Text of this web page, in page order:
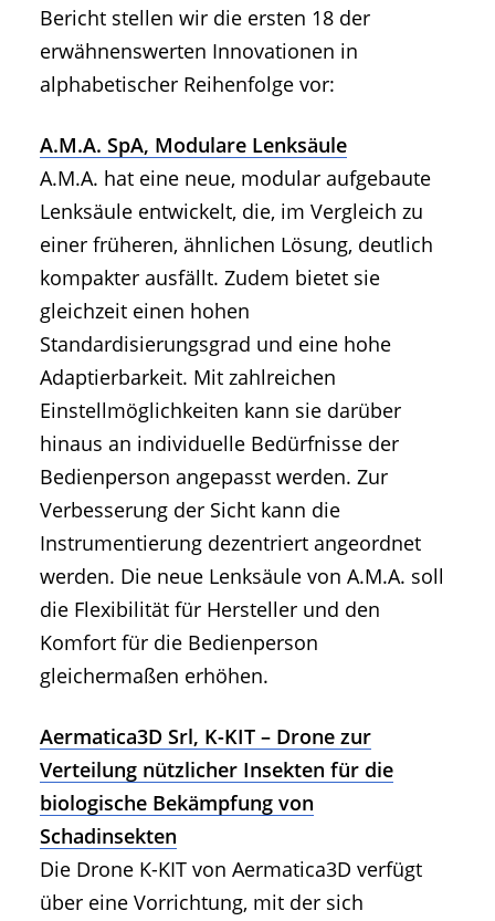
Bericht stellen wir die ersten 18 der
erwähnenswerten Innovationen in
alphabetischer Reihenfolge vor:
A.M.A. SpA, Modulare Lenksäule
A.M.A. hat eine neue, modular aufgebaute
Lenksäule entwickelt, die, im Vergleich zu
einer früheren, ähnlichen Lösung, deutlich
kompakter ausfällt. Zudem bietet sie
gleichzeit einen hohen
Standardisierungsgrad und eine hohe
Adaptierbarkeit. Mit zahlreichen
Einstellmöglichkeiten kann sie darüber
hinaus an individuelle Bedürfnisse der
Bedienperson angepasst werden. Zur
Verbesserung der Sicht kann die
Instrumentierung dezentriert angeordnet
werden. Die neue Lenksäule von A.M.A. soll
die Flexibilität für Hersteller und den
Komfort für die Bedienperson
gleichermaßen erhöhen.
Aermatica3D Srl, K-KIT – Drone zur
Verteilung nützlicher Insekten für die
biologische Bekämpfung von
Schadinsekten
Die Drone K-KIT von Aermatica3D verfügt
über eine Vorrichtung, mit der sich